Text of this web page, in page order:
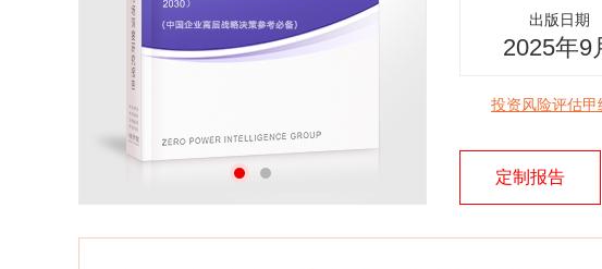
出版日期
2025年9
投资风险评估甲
定制报告